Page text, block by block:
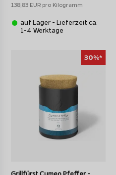
138,83 EUR pro Kilogramm
auf Lager - Lieferzeit ca.
1-4 Werktage
30%*
Grillfürst Cumeo Pfeffer -